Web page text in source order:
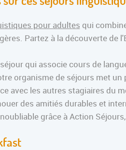
pour adultes qui
Partez à la découverte
qui associe cours de
organisme de séjours met
avec les autres stagiaires du
des amitiés durables et
grâce à Action